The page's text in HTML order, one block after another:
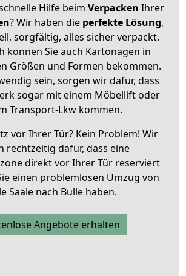
Hilfe beim Verpacken Ihrer
? Wir haben die perfekte Lösung,
sorgfältig, alles sicher verpackt.
können Sie auch Kartonagen in
Größen und Formen bekommen.
sein, sorgen wir dafür, dass
sogar mit einem Möbellift oder
Transport-Lkw kommen.
vor Ihrer Tür? Kein Problem! Wir
rechtzeitig dafür, dass eine
direkt vor Ihrer Tür reserviert
einen problemlosen Umzug von
Saale nach Bulle haben.
Angebote erhalten